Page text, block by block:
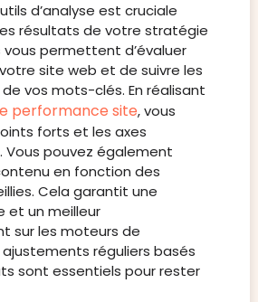
d’analyse est cruciale
résultats de votre stratégie
vous permettent d’évaluer
site web et de suivre les
vos mots-clés. En réalisant
performance site, vous
forts et les axes
Vous pouvez également
en fonction des
Cela garantit une
et un meilleur
sur les moteurs de
ajustements réguliers basés
sont essentiels pour rester